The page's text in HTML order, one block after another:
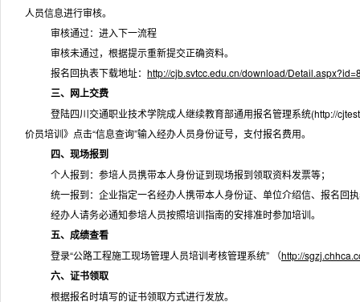
人员信息进行审核。
审核通过：进入下一流程
审核未通过，根据提示重新提交正确资料。
报名回执表下载地址： http://cjb.svtcc.edu.cn/download/
三、网上交费
登陆四川交通职业技术学院成人继续教育部通用报名管理系统(http://
价员培训》点击“信息查询”输入经办人员身份证号，支付报名费用。
四、现场报到
个人报到：参培人员携带本人身份证到现场报到领取资料发票等；
统一报到：企业指定一名经办人携带本人身份证、单位介绍信、报名回
经办人请务必通知参培人员按照培训指南的安排准时参加培训。
五、成绩查看
登录“公路工程施工现场管理人员培训考核管理系统” （http://
六、证书领取
根据报名时填写的证书领取方式进行发放。